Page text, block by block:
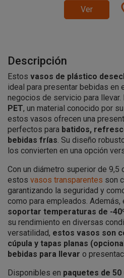
Ver
Descripción
Estos vasos de plástico
ideal para presentar bebidas en
negocios de servicio para llevar.
PET, un material conocido por
estos vasos ofrecen una
perfectos para batidos,
bebidas frías. Su diseño
los convierten en una opción
Con un diámetro superior de 9,5
estos vasos transparentes son
garantizando la seguridad y
como para empleados. Además,
soportar temperaturas de -
su rendimiento en diversas
versatilidad, estos vasos son
cúpula y tapas planas
bebidas para llevar o
Disponibles en paquetes de